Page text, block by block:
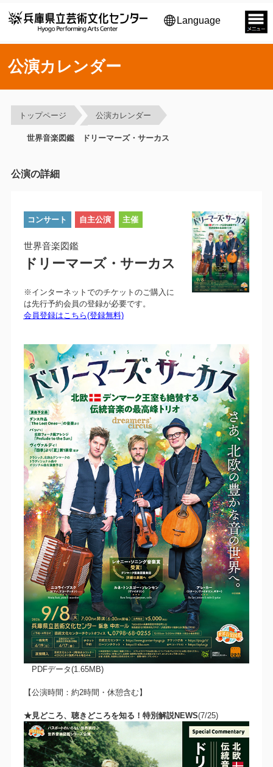
Language
公演カレンダー
トップページ 公演カレンダー
世界音楽図鑑 ドリーマーズ・サーカス
公演の詳細
コンサート 自主公演 主催
世界音楽図鑑
ドリーマーズ・サーカス
※インターネットでのチケットのご購入に
は先行予約会員の登録が必要です。
会員登録はこちら(登録無料)
PDFデータ(1.65MB)
【公演時間：約2時間・休憩含む】
★見どころ、聴きどころを知る！特別解説NEWS(7/25)